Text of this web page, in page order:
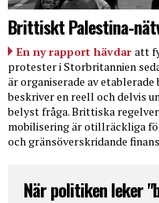
Brittiskt Palestina-
En ny rapport hävdar att
protester i Storbritannien
är organiserade av
beskriver en reell och delvis
belyst fråga. Brittiska
mobilisering är otillräckliga
och gränsöverskridande
När politiken leker